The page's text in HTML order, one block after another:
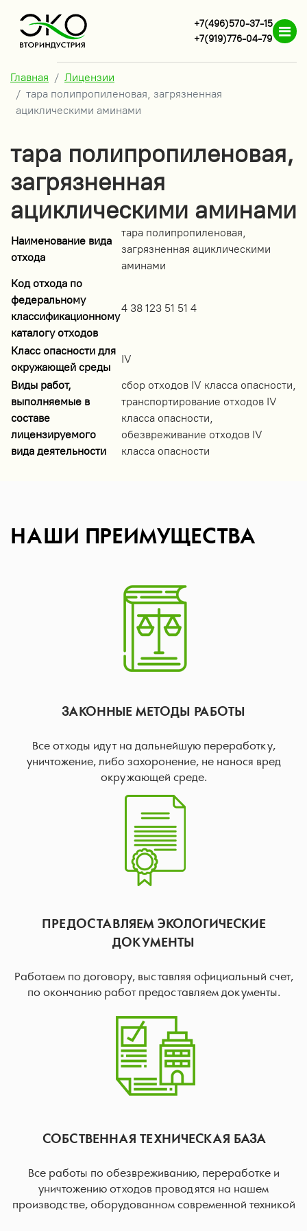
+7(496)570-37-15
+7(919)776-04-79
Главная
Лицензии
тара полипропиленовая, загрязненная
ациклическими аминами
тара полипропиленовая,
загрязненная
ациклическими аминами
Наименование вида
отхода
тара полипропиленовая,
загрязненная ациклическими
аминами
Код отхода по
федеральному
классификационному
каталогу отходов
4 38 123 51 51 4
Класс опасности для
окружающей среды
IV
Виды работ,
выполняемые в
составе
лицензируемого
вида деятельности
сбор отходов IV класса опасности,
транспортирование отходов IV
класса опасности,
обезвреживание отходов IV
класса опасности
НАШИ ПРЕИМУЩЕСТВА
ЗАКОННЫЕ МЕТОДЫ РАБОТЫ
Все отходы идут на дальнейшую переработку,
уничтожение, либо захоронение, не нанося вред
окружающей среде.
ПРЕДОСТАВЛЯЕМ ЭКОЛОГИЧЕСКИЕ
ДОКУМЕНТЫ
Работаем по договору, выставляя официальный счет,
по окончанию работ предоставляем документы.
СОБСТВЕННАЯ ТЕХНИЧЕСКАЯ БАЗА
Все работы по обезвреживанию, переработке и
уничтожению отходов проводятся на нашем
производстве, оборудованном современной техникой